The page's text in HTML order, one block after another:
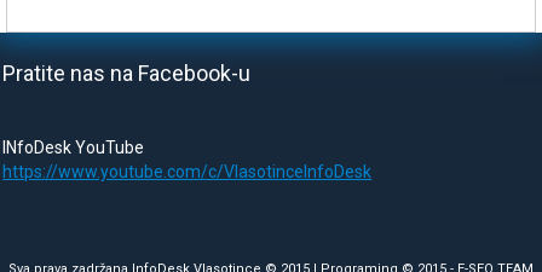
Pratite nas na Facebook-u
INfoDesk YouTube
https://www.youtube.com/c/VlasotinceInfoDesk
Sva prava zadržana InfoDesk Vlasotince © 2015 | Programing © 2015 - E-SEO TEAM